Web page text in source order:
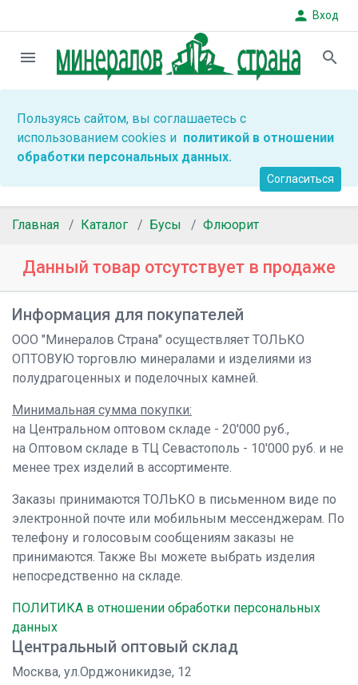
person Вход
menu search
Пользуясь сайтом, вы соглашаетесь с
использованием cookies и политикой в отношении
обработки персональных данных.
Согласиться
Главная Каталог Бусы Флюорит
Данный товар отсутствует в продаже
Информация для покупателей
ООО "Минералов Страна" осуществляет ТОЛЬКО
ОПТОВУЮ торговлю минералами и изделиями из
полудрагоценных и поделочных камней.
Минимальная сумма покупки:
на Центральном оптовом складе - 20'000 руб.,
на Оптовом складе в ТЦ Севастополь - 10'000 руб. и не
менее трех изделий в ассортименте.
Заказы принимаются ТОЛЬКО в письменном виде по
электронной почте или мобильным мессенджерам. По
телефону и голосовым сообщениям заказы не
принимаются. Также Вы можете выбрать изделия
непосредственно на складе.
ПОЛИТИКА в отношении обработки персональных
данных
Центральный оптовый склад
Москва, ул.Орджоникидзе, 12